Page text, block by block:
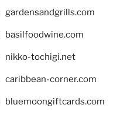
gardensandgrills.com
basilfoodwine.com
nikko-tochigi.net
caribbean-corner.com
bluemoongiftcards.com